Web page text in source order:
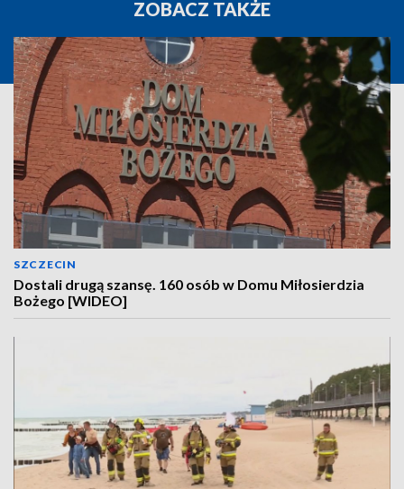
ZOBACZ TAKŻE
SZCZECIN
Dostali drugą szansę. 160 osób w Domu Miłosierdzia
Bożego [WIDEO]